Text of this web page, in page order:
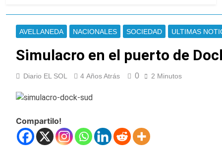
plan de lucha con
nuevas marchas
contra el Gobierno
3 Horas Atrás
La noche del Afro
Quilmeño: boxeo de
de Quilmes
19 Horas Atrás
La Diócesis de
visita del Papa León
21 Horas Atrás
Ley de Propiedad
Privada
negativa para los
activos argentinos:
1 Día Atrás
AVELLANEDA NACIONALES SOCIEDAD ULTIMAS
Simulacro en el puerto de
Diario EL SOL 4 Años Atrás 0 2 Minutos
Compartilo!